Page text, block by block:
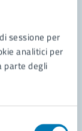
sessione per
analitici per
parte degli